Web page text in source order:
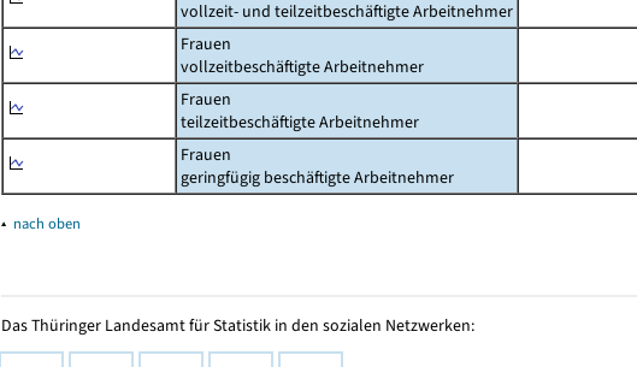
vollzeit- und teilzeitbeschäftigte Arbeitnehmer
Frauen
vollzeitbeschäftigte Arbeitnehmer
Frauen
teilzeitbeschäftigte Arbeitnehmer
Frauen
geringfügig beschäftigte Arbeitnehmer
▴ nach oben
Das Thüringer Landesamt für Statistik in den sozialen Netzwerken: